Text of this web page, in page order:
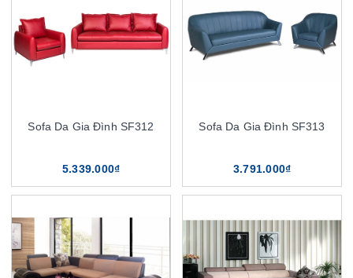
Sofa Da Gia Đình SF312
5.339.000₫
Sofa Da Gia Đình SF313
3.791.000₫